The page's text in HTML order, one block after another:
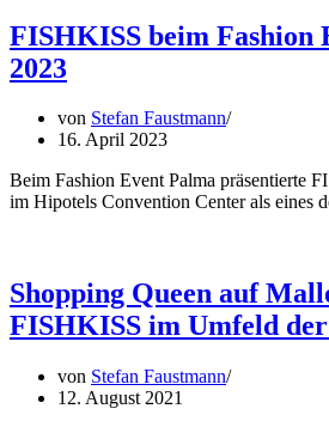
FISHKISS beim Fashion
2023
von Stefan Faustmann
16. April 2023
Beim Fashion Event Palma präsentierte
im Hipotels Convention Center als eines
Shopping Queen auf
FISHKISS im Umfeld
von Stefan Faustmann
12. August 2021